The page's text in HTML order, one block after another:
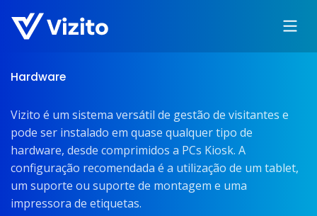
Hardware
Vizito é um sistema versátil de gestão de visitantes e
pode ser instalado em quase qualquer tipo de
hardware, desde comprimidos a PCs Kiosk. A
configuração recomendada é a utilização de um tablet,
um suporte ou suporte de montagem e uma
impressora de etiquetas.